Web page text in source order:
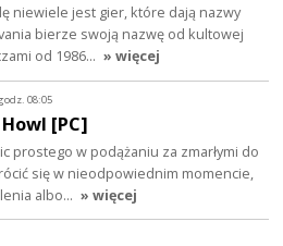
niewiele jest gier, które dają nazwy
bierze swoją nazwę od kultowej
od 1986… » więcej
08:05
[PC]
prostego w podążaniu za zmarłymi do
się w nieodpowiednim momencie,
albo… » więcej